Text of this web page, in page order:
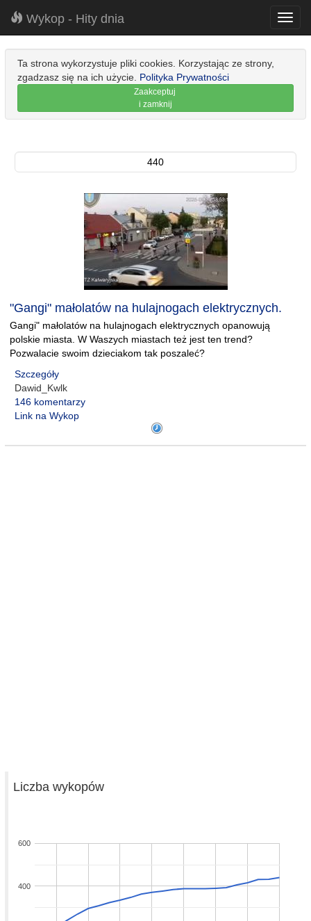
Wykop - Hity dnia
Ta strona wykorzystuje pliki cookies. Korzystając ze strony,
zgadzasz się na ich użycie. Polityka Prywatności
Zaakceptuj
i zamknij
440
"Gangi" małolatów na hulajnogach elektrycznych.
Gangi" małolatów na hulajnogach elektrycznych opanowują
polskie miasta. W Waszych miastach też jest ten trend?
Pozwalacie swoim dzieciakom tak poszaleć?
Szczegóły
Dawid_Kwlk
146 komentarzy
Link na Wykop
Liczba wykopów
400
600